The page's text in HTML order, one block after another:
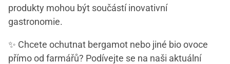
produkty mohou být součástí inovativní
gastronomie.
✨ Chcete ochutnat bergamot nebo jiné bio ovoce
přímo od farmářů? Podívejte se na naši aktuální